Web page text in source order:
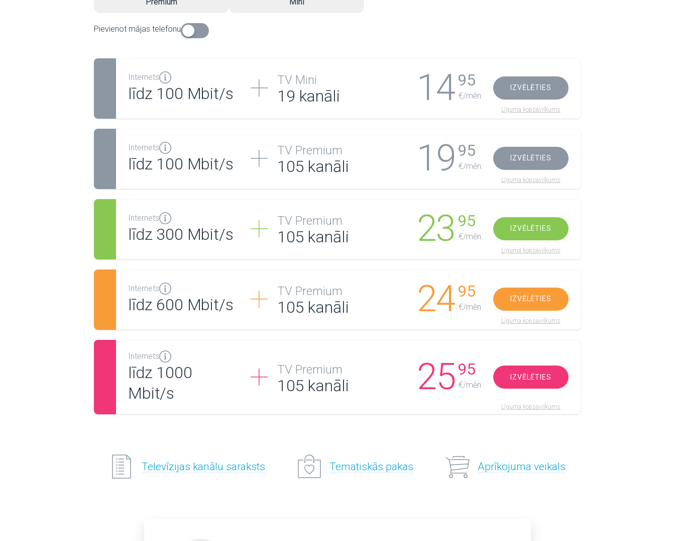
Pievienot mājas telefonu
Internets
līdz 100 Mbit/s
TV Mini
19 kanāli 1495
€/mēn.
IZVĒLĒTIES
Līguma kopsavilkums
Internets
līdz 100 Mbit/s
TV Premium
105 kanāli 19 95
€/mēn.
IZVĒLĒTIES
Līguma kopsavilkums
Internets
līdz 300 Mbit/s
TV Premium
105 kanāli 23 95
€/mēn.
IZVĒLĒTIES
Līguma kopsavilkums
Internets
līdz 600 Mbit/s
TV Premium
105 kanāli 2495
€/mēn.
IZVĒLĒTIES
Līguma kopsavilkums
Internets
līdz 1000
Mbit/s
TV Premium
105 kanāli 2595
€/mēn.
IZVĒLĒTIES
Līguma kopsavilkums
Televīzijas kanālu saraksts Tematiskās pakas Aprīkojuma veikals